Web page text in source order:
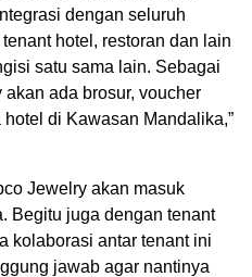
dengan seluruh
hotel, restoran dan lain
satu sama lain. Sebagai
ada brosur, voucher
di Kawasan Mandalika,”
Jewelry akan masuk
Begitu juga dengan tenant
kolaborasi antar tenant ini
jawab agar nantinya